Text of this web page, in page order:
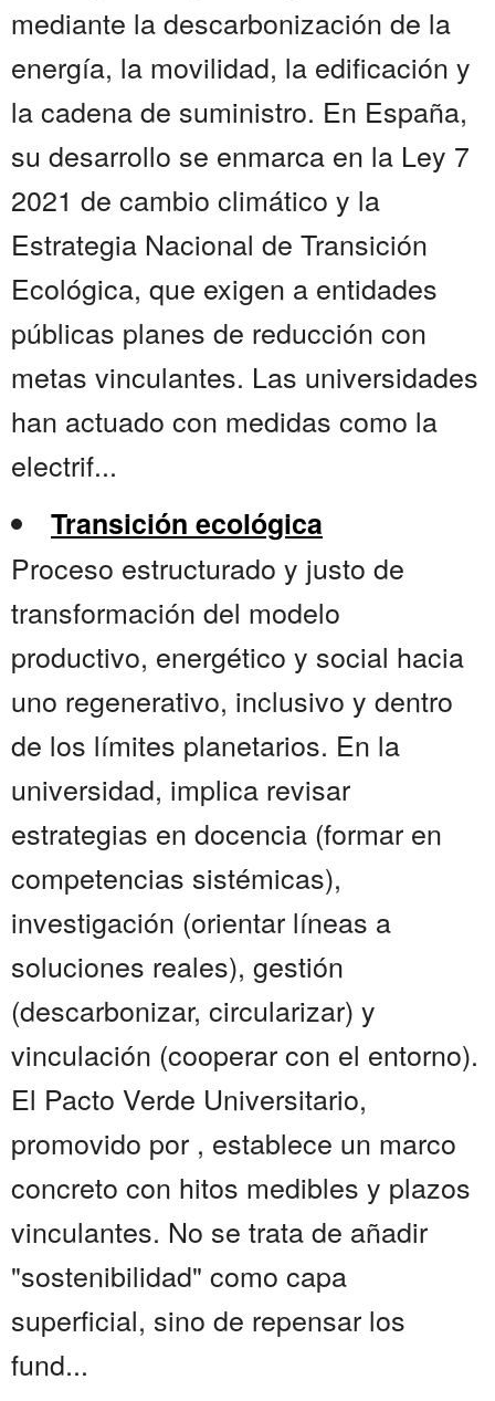
mediante la descarbonización de la
energía, la movilidad, la edificación y
la cadena de suministro. En España,
su desarrollo se enmarca en la Ley 7
2021 de cambio climático y la
Estrategia Nacional de Transición
Ecológica, que exigen a entidades
públicas planes de reducción con
metas vinculantes. Las universidades
han actuado con medidas como la
electrif...
Transición ecológica
Proceso estructurado y justo de
transformación del modelo
productivo, energético y social hacia
uno regenerativo, inclusivo y dentro
de los límites planetarios. En la
universidad, implica revisar
estrategias en docencia (formar en
competencias sistémicas),
investigación (orientar líneas a
soluciones reales), gestión
(descarbonizar, circularizar) y
vinculación (cooperar con el entorno).
El Pacto Verde Universitario,
promovido por , establece un marco
concreto con hitos medibles y plazos
vinculantes. No se trata de añadir
"sostenibilidad" como capa
superficial, sino de repensar los
fund...